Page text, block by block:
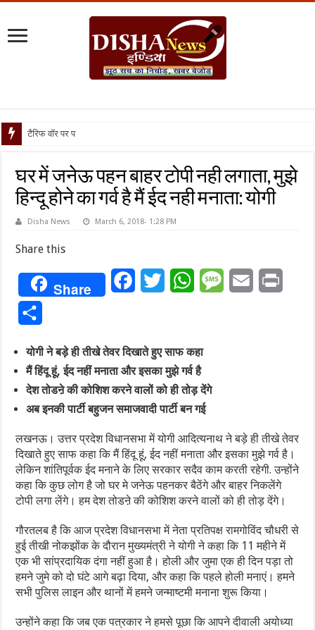
टैरिफ वॉर पर पिघली बर्फ, ट्रंप
घर में जनेऊ पहन बाहर टोपी नही लगाता, मुझे
हिन्दू होने का गर्व है मैं ईद नही मनाता: योगी
Disha News March 6, 2018- 1:28 PM
Share this
Share FacebookTwitterWhatsAppMessageEmail
योगी ने बड़े ही तीखे तेवर दिखाते हुए साफ कहा
मैं हिंदू हूं, ईद नहीं मनाता और इसका मुझे गर्व है
देश तोडऩे की कोशिश करने वालों को ही तोड़ देंगे
अब इनकी पार्टी बहुजन समाजवादी पार्टी बन गई
लखनऊ। उत्तर प्रदेश विधानसभा में योगी आदित्यनाथ ने बड़े ही तीखे तेवर
दिखाते हुए साफ कहा कि मैं हिंदू हूं, ईद नहीं मनाता और इसका मुझे गर्व है।
लेकिन शांतिपूर्वक ईद मनाने के लिए सरकार सदैव काम करती रहेगी. उन्होंने
कहा कि कुछ लोग है जो घर मे जनेऊ पहनकर बैठेंगे और बाहर निकलेंगे
टोपी लगा लेंगे। हम देश तोडऩे की कोशिश करने वालों को ही तोड़ देंगे।
गौरतलब है कि आज प्रदेश विधानसभा में नेता प्रतिपक्ष रामगोविंद चौधरी से
हुई तीखी नोकझोंक के दौरान मुख्यमंत्री ने योगी ने कहा कि 11 महीने में
एक भी सांप्रदायिक दंगा नहीं हुआ है। होली और जुमा एक ही दिन पड़ा तो
हमने जुमे को दो घंटे आगे बढ़ा दिया, और कहा कि पहले होली मनाएं। हमने
सभी पुलिस लाइन और थानों में हमने जन्माष्टमी मनाना शुरू किया।
उन्होंने कहा कि जब एक पत्रकार ने हमसे पूछा कि आपने दीवाली अयोध्या